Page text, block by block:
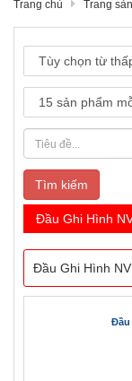
Trang chủ Trang
Tìm kiếm
Đầu Ghi Hình
Đầu Ghi Hình
Đầu